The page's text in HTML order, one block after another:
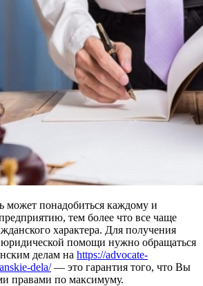
понадобиться каждому и
тем более что все чаще
характера. Для получения
помощи нужно обращаться
делам на https://advocate-
dela/— это гарантия того, что Вы
правами по максимуму.